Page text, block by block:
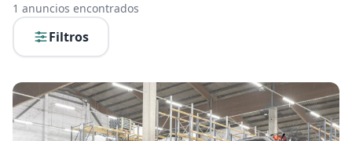
1 anuncios encontrados
Filtros